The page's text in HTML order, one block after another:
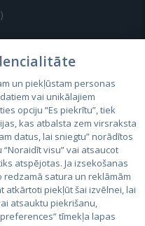
un piekļūstam personas
vai unikālajiem
opciju “Es piekrītu”, tiek
kas atbalsta zem virsraksta
datus, lai sniegtu” norādītos
visu” vai atsaucot
atspējotas. Ja izsekošanas
satura un reklāmām
atkārtoti piekļūt šai izvēlnei, lai
atsauktu piekrišanu,
tīmekļa lapas